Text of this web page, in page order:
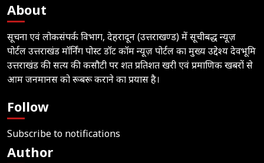
About
सूचना एवं लोकसंपर्क विभाग, देहरादून (उत्तराखण्ड) में सूचीबद्ध न्यूज़
पोर्टल उत्तराखंड मॉर्निंग पोस्ट डॉट कॉम न्यूज़ पोर्टल का मुख्य उद्देश्य देवभूमि
उत्तराखंड की सत्य की कसौटी पर शत प्रतिशत खरी एवं प्रमाणिक खबरों से
आम जनमानस को रूबरू कराने का प्रयास है।
Follow
Subscribe to notifications
Author